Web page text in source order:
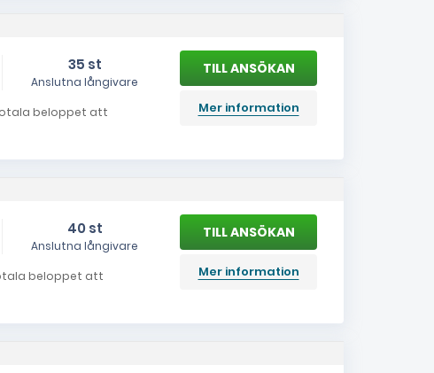
35 st
Anslutna långivare
Mer information
totala beloppet att
40 st
Anslutna långivare
Mer information
beloppet att